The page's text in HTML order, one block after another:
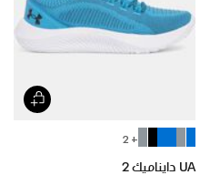
+ 2
UA دايناميك 2